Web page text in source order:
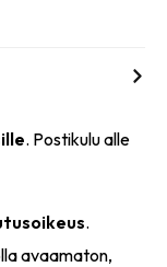
. Postikulu alle
.
avaamaton,